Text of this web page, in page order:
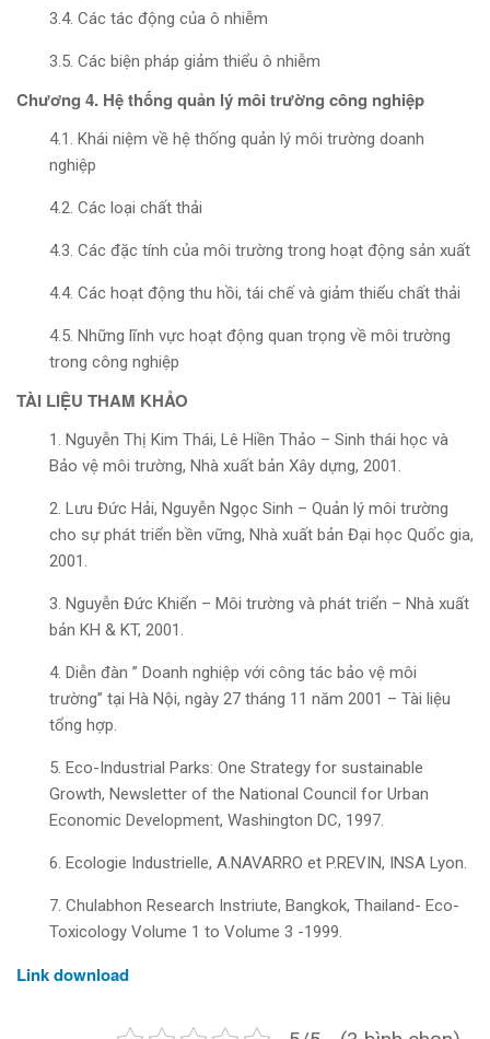
3.4. Các tác động của ô nhiễm
3.5. Các biện pháp giảm thiểu ô nhiễm
Chương 4. Hệ thống quản lý môi trường công nghiệp
4.1. Khái niệm về hệ thống quản lý môi trường doanh
nghiệp
4.2. Các loại chất thải
4.3. Các đặc tính của môi trường trong hoạt động sản xuất
4.4. Các hoạt động thu hồi, tái chế và giảm thiểu chất thải
4.5. Những lĩnh vực hoạt động quan trọng về môi trường
trong công nghiệp
TÀI LIỆU THAM KHẢO
1. Nguyễn Thị Kim Thái, Lê Hiền Thảo – Sinh thái học và
Bảo vệ môi trường, Nhà xuất bản Xây dựng, 2001.
2. Lưu Đức Hải, Nguyễn Ngọc Sinh – Quản lý môi trường
cho sự phát triển bền vững, Nhà xuất bản Đại học Quốc gia,
2001.
3. Nguyễn Đức Khiển – Môi trường và phát triển – Nhà xuất
bản KH & KT, 2001.
4. Diễn đàn ” Doanh nghiệp với công tác bảo vệ môi
trường” tại Hà Nội, ngày 27 tháng 11 năm 2001 – Tài liệu
tổng hợp.
5. Eco-Industrial Parks: One Strategy for sustainable
Growth, Newsletter of the National Council for Urban
Economic Development, Washington DC, 1997.
6. Ecologie Industrielle, A.NAVARRO et P.REVIN, INSA Lyon.
7. Chulabhon Research Instriute, Bangkok, Thailand- Eco-
Toxicology Volume 1 to Volume 3 -1999.
Link download